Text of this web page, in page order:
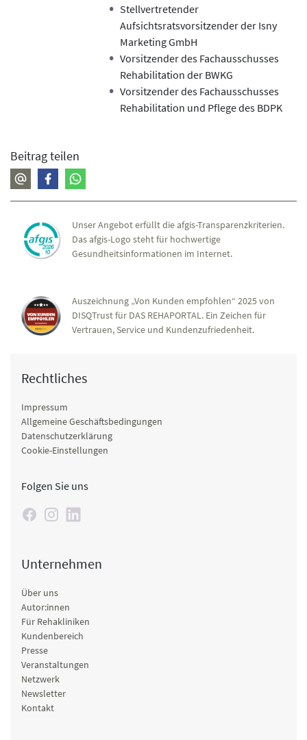
Stellvertretender
Aufsichtsratsvorsitzender der Isny
Marketing GmbH
Vorsitzender des Fachausschusses
Rehabilitation der BWKG
Vorsitzender des Fachausschusses
Rehabilitation und Pflege des BDPK
Beitrag teilen
Unser Angebot erfüllt die afgis-Transparenzkriterien.
Das afgis-Logo steht für hochwertige
Gesundheitsinformationen im Internet.
Auszeichnung „Von Kunden empfohlen“ 2025 von
DISQTrust für DAS REHAPORTAL. Ein Zeichen für
Vertrauen, Service und Kundenzufriedenheit.
Rechtliches
Impressum
Allgemeine Geschäftsbedingungen
Datenschutzerklärung
Cookie-Einstellungen
Folgen Sie uns
Unternehmen
Über uns
Autor:innen
Für Rehakliniken
Kundenbereich
Presse
Veranstaltungen
Netzwerk
Newsletter
Kontakt